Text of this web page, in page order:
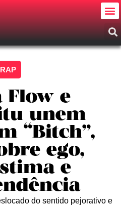
RAP
Flow e
unem
“Bitch”,
ego,
e
do sentido pejorativo e